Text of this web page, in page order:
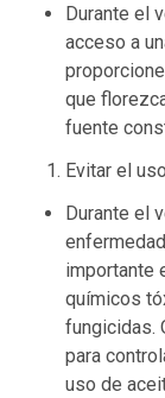
Durante el
acceso a
que
fuente
Evitar el
Durante el
importante
químicos
fungicidas.
para
uso de